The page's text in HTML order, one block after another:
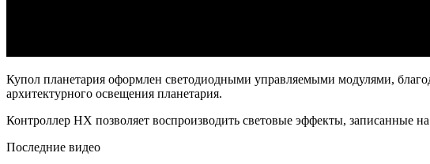
Купол планетария оформлен светодиодными управляемыми модулями,
архитектурного освещения планетария.
Контроллер HX позволяет воспроизводить световые эффекты, записанные
Последние видео